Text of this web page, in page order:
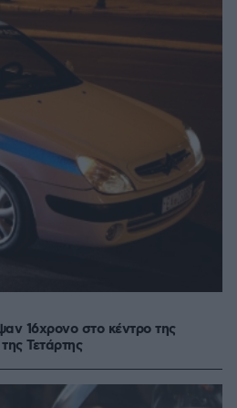
16χρονο στο κέντρο της
Τετάρτης